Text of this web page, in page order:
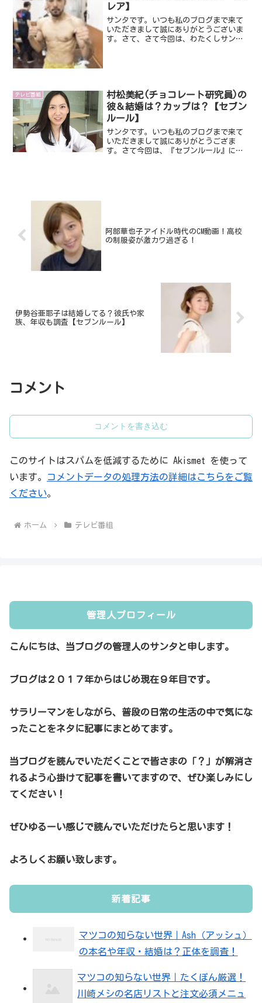
レア】
サンタです。いつも私のブログまで来て
いただきまして誠にありがとうございま
す。さて、さて今回は、わたくしサンタ
テレビ番組
村松美紀(チョコレート研究員)の
彼＆結婚は？カップは？【セブン
ルール】
サンタです。いつも私のブログまで来て
いただきまして誠にありがとうござま
す。さて今回は、『セブンルール』に出
阿部華也子アイドル時代のCM動画！高校
の制服姿が激カワ過ぎる！
伊勢谷亜耶子は結婚してる？彼氏や家
族、年収も調査【セブンルール】
コメント
コメントを書き込む
このサイトはスパムを低減するために Akismet を使って
います。
コメントデータの処理方法の詳細はこちらをご覧
ください。
ホーム テレビ番組
管理人プロフィール
こんにちは、当ブログの管理人のサンタと申します。
ブログは２０１７年からはじめ現在９年目です。
サラリーマンをしながら、普段の日常の生活の中で気にな
ったことをネタに記事にまとめてます。
当ブログを読んでいただくことで皆さまの「？」が解消さ
れるよう心掛けて記事を書いてますので、ぜひ楽しみにし
てください！
ぜひゆるーい感じで読んでいただけたらと思います！
よろしくお願い致します。
新着記事
マツコの知らない世界｜Ash（アッシュ）
の本名や年収・結婚は？正体を調査！
マツコの知らない世界｜たくぽん厳選！
川崎メシの名店リストと注文必須メニュ